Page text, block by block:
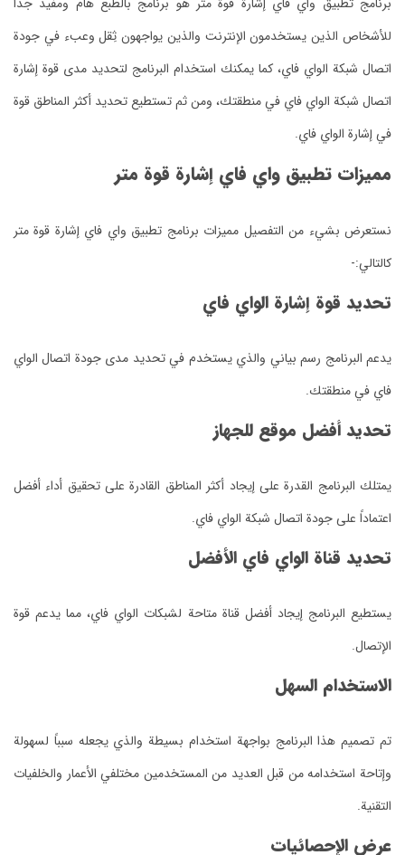
للأشخاص الذين يستخدمون الإنترنت والذين يواجهون ثِقل وعبء في جودة
اتصال شبكة الواي فاي، كما يمكنك استخدام البرنامج لتحديد مدى قوة إشارة
اتصال شبكة الواي فاي في منطقتك، ومن ثم تستطيع تحديد أكثر المناطق قوة
في إشارة الواي فاي.
مميزات تطبيق واي فاي إشارة قوة متر
نستعرض بشيء من التفصيل مميزات برنامج تطبيق واي فاي إشارة قوة متر
كالتالي:-
تحديد قوة إشارة الواي فاي
يدعم البرنامج رسم بياني والذي يستخدم في تحديد مدى جودة اتصال الواي
فاي في منطقتك.
تحديد أفضل موقع للجهاز
يمتلك البرنامج القدرة على إيجاد أكثر المناطق القادرة على تحقيق أداء أفضل
اعتماداً على جودة اتصال شبكة الواي فاي.
تحديد قناة الواي فاي الأفضل
يستطيع البرنامج إيجاد أفضل قناة متاحة لشبكات الواي فاي، مما يدعم قوة
الإتصال.
الاستخدام السهل
تم تصميم هذا البرنامج بواجهة استخدام بسيطة والذي يجعله سبباً لسهولة
وإتاحة استخدامه من قبل العديد من المستخدمين مختلفي الأعمار والخلفيات
التقنية.
عرض الإحصائيات